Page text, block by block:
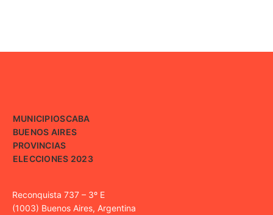
MUNICIPIOSCABA
BUENOS AIRES
PROVINCIAS
ELECCIONES 2023
Reconquista 737 – 3º E
(1003) Buenos Aires, Argentina